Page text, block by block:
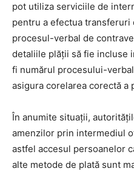
pot utiliza serviciile de
pentru a efectua
procesul-verbal de
detaliile plății să fie incluse
fi numărul procesului-
asigura corelarea corectă a
În anumite situații,
amenzilor prin intermediul
astfel accesul persoanelor
alte metode de plată sunt